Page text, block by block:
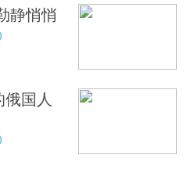
静悄悄
俄国人